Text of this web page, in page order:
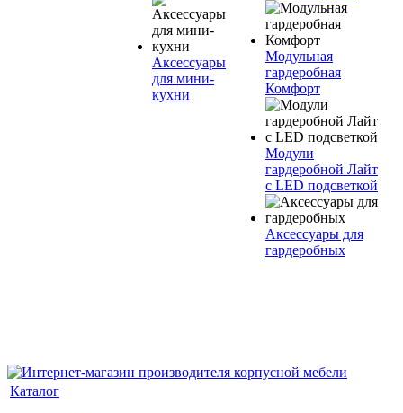
Аксессуары
для мини-
кухни
Модульная
гардеробная
Комфорт
Модули
гардеробной Лайт
с LED подсветкой
Аксессуары для
гардеробных
Каталог